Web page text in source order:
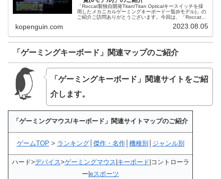
「Roccat製独自開発Titan/Titan Opticalキースイッチを採
用したメカニカルゲーミングキーボード一覧(6モデル)」の
ご紹介ご訪問ありがとうございます。今回は、「Roccat製
kopenguin.com 2023.08.05
「ゲーミングキーボード」関連マップのご紹介
「ゲーミングキーボード」関連サイトをご紹
介します。
「ゲーミングマウス/キーボード」関連サイトマップのご紹介
ゲームTOP > ランキング│ 傑作・名作│ 機種別 ジャンル別
ハード>デバイス>ゲーミングマウス キーボード |コントローラ
ー| eスポーツ